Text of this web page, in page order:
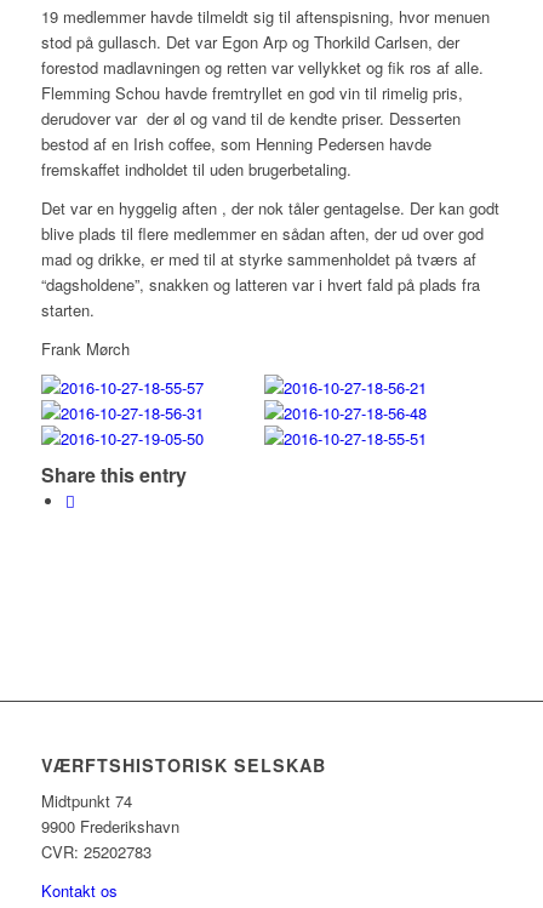
19 medlemmer havde tilmeldt sig til aftenspisning, hvor menuen
stod på gullasch. Det var Egon Arp og Thorkild Carlsen, der
forestod madlavningen og retten var vellykket og fik ros af alle.
Flemming Schou havde fremtryllet en god vin til rimelig pris,
derudover var der øl og vand til de kendte priser. Desserten
bestod af en Irish coffee, som Henning Pedersen havde
fremskaffet indholdet til uden brugerbetaling.
Det var en hyggelig aften , der nok tåler gentagelse. Der kan godt
blive plads til flere medlemmer en sådan aften, der ud over god
mad og drikke, er med til at styrke sammenholdet på tværs af
“dagsholdene”, snakken og latteren var i hvert fald på plads fra
starten.
Frank Mørch
Share this entry
VÆRFTSHISTORISK SELSKAB
Midtpunkt 74
9900 Frederikshavn
CVR: 25202783
Kontakt os